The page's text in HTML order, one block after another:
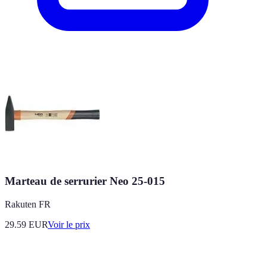
Marteau de serrurier Neo 25-015
Rakuten FR
29.59 EURVoir le prix